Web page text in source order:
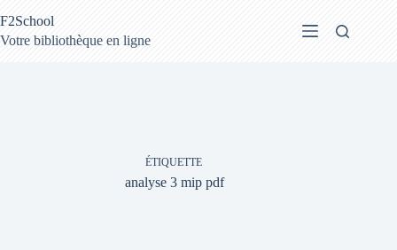
au
contenu
F2School
Votre bibliothèque en ligne
ÉTIQUETTE
analyse 3 mip pdf